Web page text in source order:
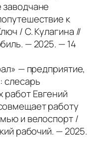
к
/ С. Кулагина //
— 2025. — 14
— предприятие,
слесарь
Евгений
работу
и велоспорт /
рабочий. — 2025.